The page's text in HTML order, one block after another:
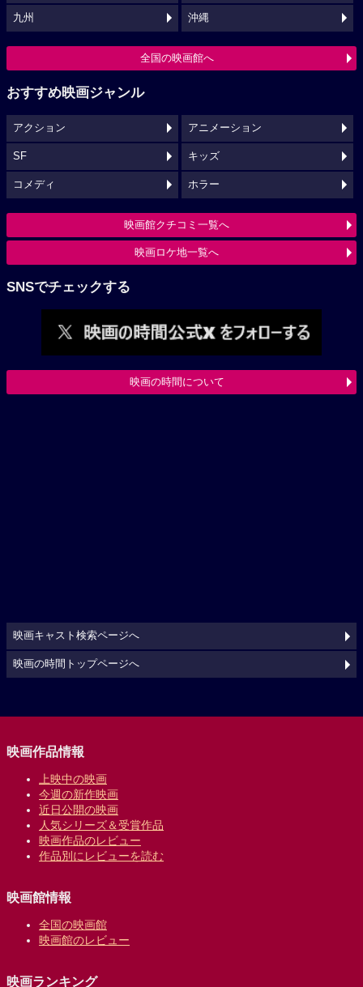
九州 沖縄
全国の映画館へ
おすすめ映画ジャンル
アクション アニメーション
SF キッズ
コメディ ホラー
映画館クチコミ一覧へ
映画ロケ地一覧へ
SNSでチェックする
映画の時間について
映画キャスト検索ページへ
映画の時間トップページへ
映画作品情報
上映中の映画
今週の新作映画
近日公開の映画
人気シリーズ＆受賞作品
映画作品のレビュー
作品別にレビューを読む
映画館情報
全国の映画館
映画館のレビュー
映画ランキング